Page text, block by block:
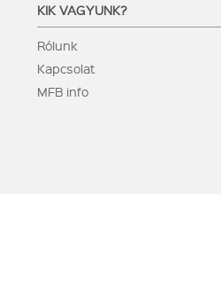
KIK VAGYUNK?
Rólunk
Kapcsolat
MFB info